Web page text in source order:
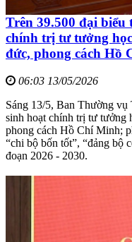
Trên 39.500 đại
chính trị tư tưởng
đức, phong cách Hồ
06:03 13/05/2026
Sáng 13/5, Ban Thường
sinh hoạt chính trị tư tưởng
phong cách Hồ Chí Minh;
“chi bộ bốn tốt”, “đảng bộ
đoạn 2026 - 2030.